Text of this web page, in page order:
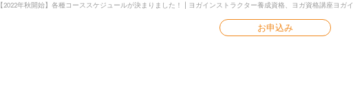
ヨガ
【2022年秋開始】各種コーススケジュールが決まりました！ | ヨガインストラクター養成資格、ヨガ資格講座
お申込み